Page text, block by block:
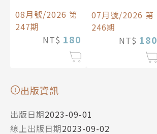
08月號/2026 第
247期
NT$ 180
07月號/2026 第
246期
NT$ 180
出版資訊
出版日期2023-09-01
線上出版日期2023-09-02